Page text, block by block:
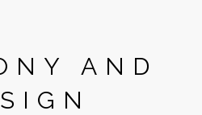
AND